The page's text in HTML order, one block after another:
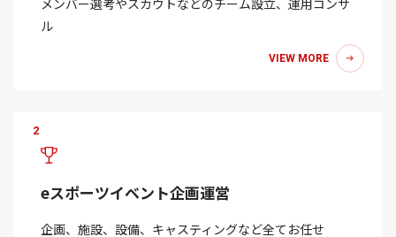
ル
VIEW MORE
2
eスポーツイベント企画運営
企画、施設、設備、キャスティングなど全てお任せ